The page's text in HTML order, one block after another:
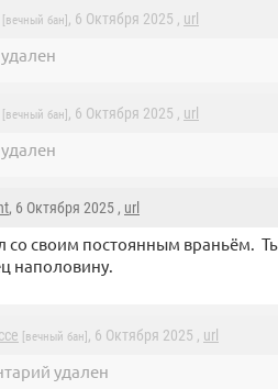
[вечный бан] , 6 Октября 2025 , url
[вечный бан] , 6 Октября 2025 , url
, 6 Октября 2025 , url
со своим постоянным враньём.
наполовину.
[вечный бан] , 6 Октября 2025 , url
удален